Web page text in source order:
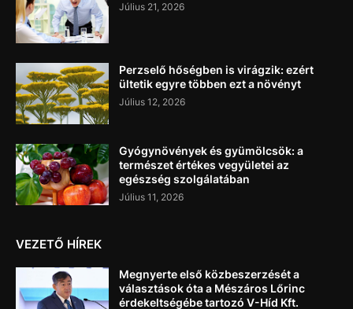
Július 21, 2026
Perzselő hőségben is virágzik: ezért
ültetik egyre többen ezt a növényt
Július 12, 2026
Gyógynövények és gyümölcsök: a
természet értékes vegyületei az
egészség szolgálatában
Július 11, 2026
VEZETŐ HÍREK
Megnyerte első közbeszerzését a
választások óta a Mészáros Lőrinc
érdekeltségébe tartozó V-Híd Kft.